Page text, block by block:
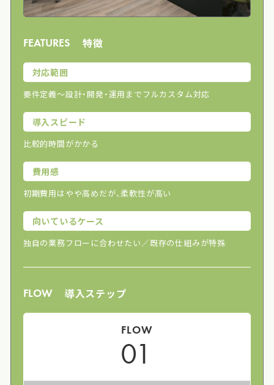
FEATURES 特徴
対応範囲
要件定義〜設計・開発・運用までフルカスタム対応
導入スピード
比較的時間がかかる
費用感
初期費用はやや高めだが、柔軟性が高い
向いているケース
独自の業務フローに合わせたい／既存の仕組みが特殊
FLOW 導入ステップ
FLOW
01